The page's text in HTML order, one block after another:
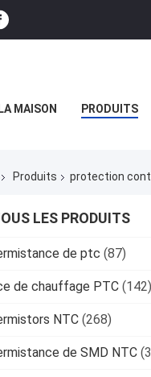
MAISON PRODUITS
Produits protection
LES PRODUITS
de ptc (87)
de chauffage PTC (142)
NTC (268)
de SMD NTC